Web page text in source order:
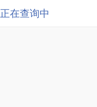
正在查询中